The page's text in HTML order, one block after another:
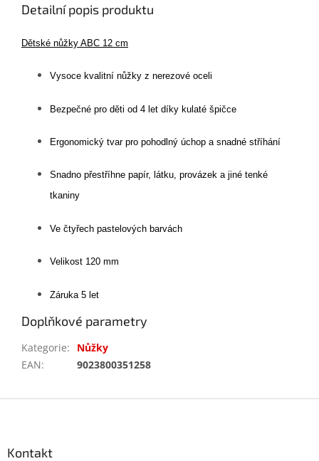
Detailní popis produktu
Dětské nůžky ABC 12 cm
Vysoce kvalitní nůžky z nerezové oceli
Bezpečné pro děti od 4 let díky kulaté špičce
Ergonomický tvar pro pohodlný úchop a snadné stříhání
Snadno přestříhne papír, látku, provázek a jiné tenké
tkaniny
Ve čtyřech pastelových barvách
Velikost 120 mm
Záruka 5 let
Doplňkové parametry
Kategorie:
Nůžky
EAN: 9023800351258
Kontakt